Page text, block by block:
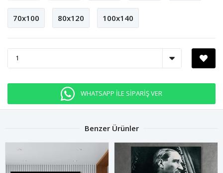
70x100 80x120 100x140
WHATSAPP İLE SİPARİŞ VER
Benzer Ürünler